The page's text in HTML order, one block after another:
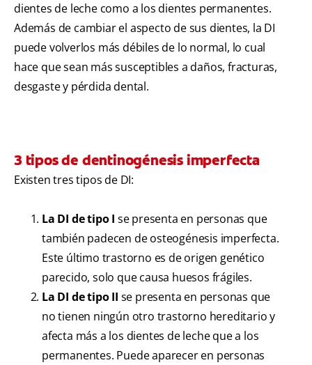
dientes de leche como a los dientes permanentes.
Además de cambiar el aspecto de sus dientes, la DI
puede volverlos más débiles de lo normal, lo cual
hace que sean más susceptibles a daños, fracturas,
desgaste y pérdida dental.
3 tipos de dentinogénesis imperfecta
Existen tres tipos de DI:
La DI de tipo I se presenta en personas que
también padecen de osteogénesis imperfecta.
Este último trastorno es de origen genético
parecido, solo que causa huesos frágiles.
La DI de tipo II se presenta en personas que
no tienen ningún otro trastorno hereditario y
afecta más a los dientes de leche que a los
permanentes. Puede aparecer en personas